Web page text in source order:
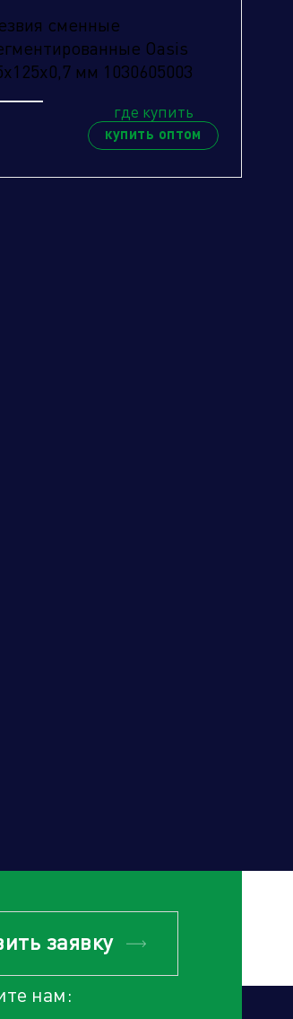
сменные
Oasis
мм 1030605003
где купить
купить оптом
заявку
нам: